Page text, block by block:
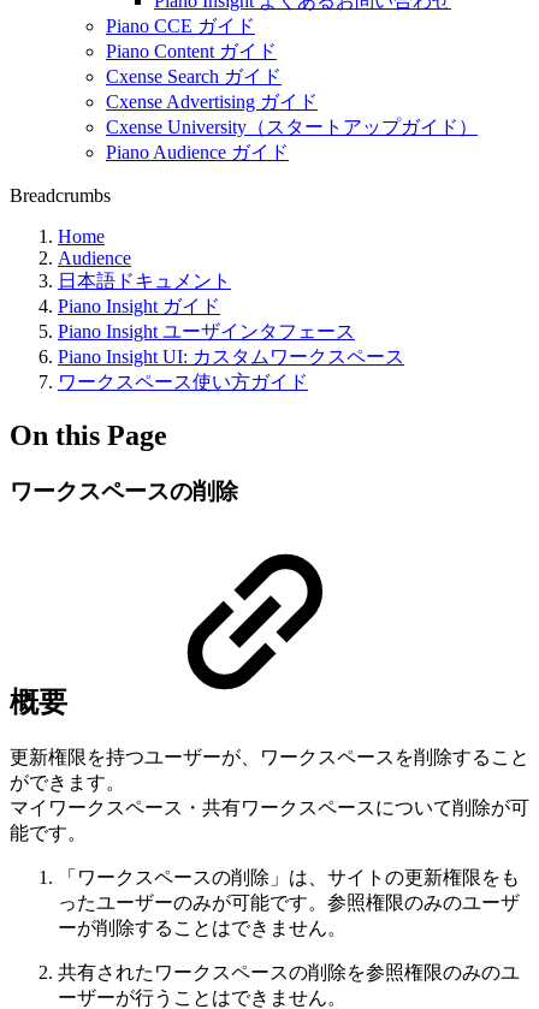
Piano CCE ガイド
Piano Content ガイド
Cxense Search ガイド
Cxense Advertising ガイド
Cxense University（スタートアップガイド）
Piano Audience ガイド
Breadcrumbs
Home
Audience
日本語ドキュメント
Piano Insight ガイド
Piano Insight ユーザインタフェース
Piano Insight UI: カスタムワークスペース
ワークスペース使い方ガイド
On this Page
ワークスペースの削除
概要
更新権限を持つユーザーが、ワークスペースを削除すること
ができます。
マイワークスペース・共有ワークスペースについて削除が可
能です。
「ワークスペースの削除」は、サイトの更新権限をも
ったユーザーのみが可能です。参照権限のみのユーザ
ーが削除することはできません。
共有されたワークスペースの削除を参照権限のみのユ
ーザーが行うことはできません。